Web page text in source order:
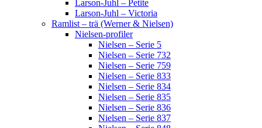
Larson-Juhl – Petite
Larson-Juhl – Victoria
Ramlist – trä (Werner & Nielsen)
Nielsen-profiler
Nielsen – Serie 5
Nielsen – Serie 732
Nielsen – Serie 759
Nielsen – Serie 833
Nielsen – Serie 834
Nielsen – Serie 835
Nielsen – Serie 836
Nielsen – Serie 837